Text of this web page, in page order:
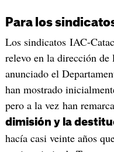
Para los
Los sindicatos IAC-
relevo en la dirección
anunciado el
han mostrado
pero a la vez han
dimisión y la
hacía casi veinte años